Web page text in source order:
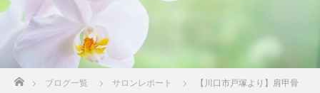
ブログ一覧 サロンレポート
【川口市戸塚より】肩甲骨